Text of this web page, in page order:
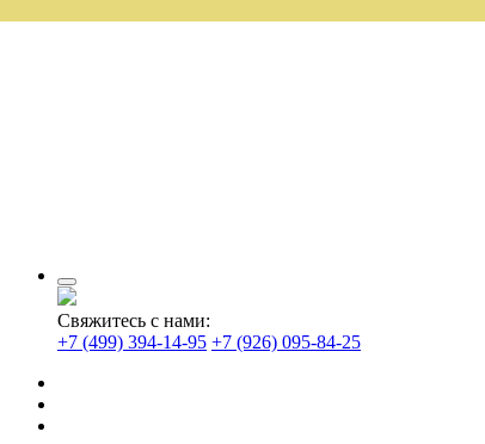
Свяжитесь с нами:
+7 (499) 394-14-95 +7 (926) 095-84-25